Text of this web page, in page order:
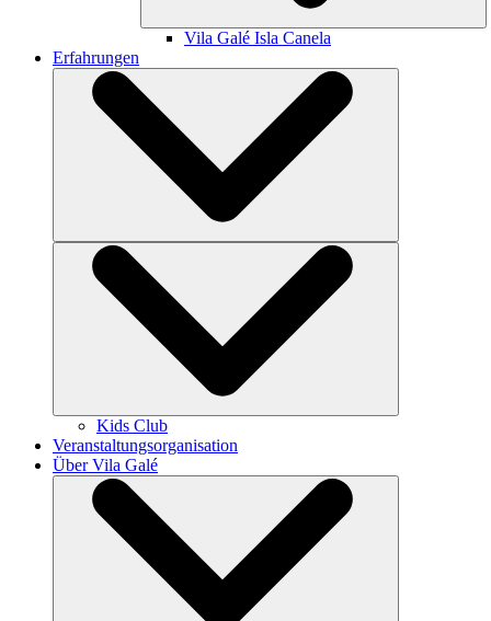
Vila Galé Isla Canela
Erfahrungen
Kids Club
Veranstaltungsorganisation
Über Vila Galé